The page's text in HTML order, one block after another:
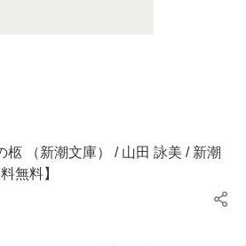
柩 （新潮文庫） / 山田 詠美 / 新潮
無料】